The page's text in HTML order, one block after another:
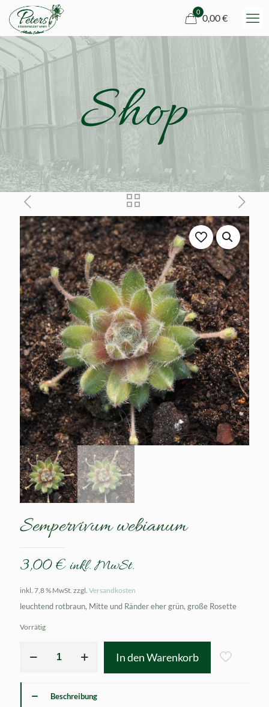
0
0,00 €
Shop
Sempervivum webianum
3,00€ inkl. MwSt.
inkl. 7,8 % MwSt. zzgl. Versandkosten
leuchtend rotbraun, Mitte und Ränder eher grün, große Rosette
Vorrätig
webianum
In den Warenkorb
Beschreibung